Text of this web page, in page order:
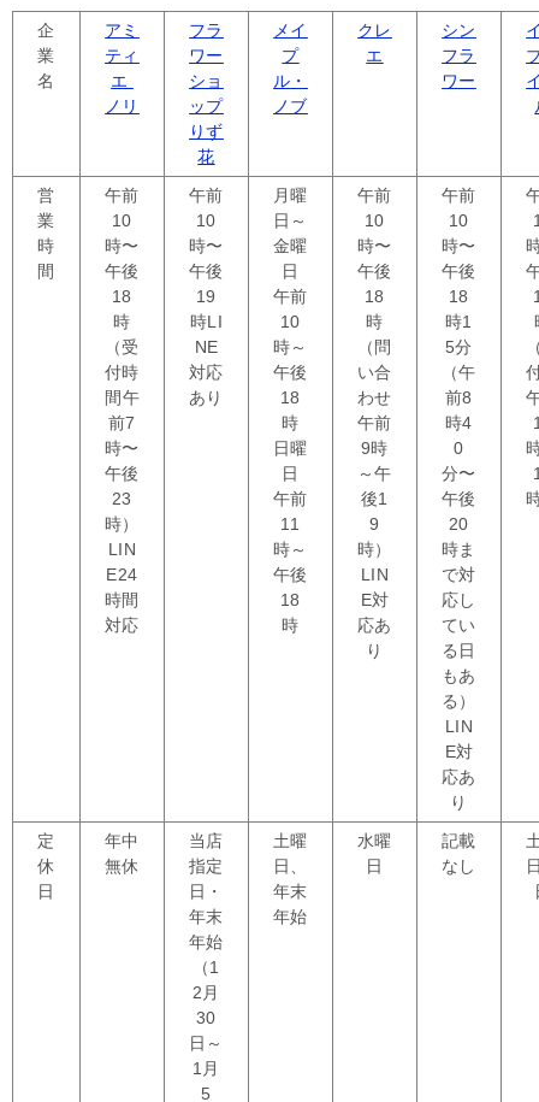
企
業
名
アミ
ティ
エ
ノリ
フラ
ワー
ショ
ップ
りず
花
メイ
プ
ル・
ノブ
クレ
エ
シン
フラ
ワー
営
業
時
間
午前
10
時〜
午後
18
時
（受
付時
間午
前7
時〜
午後
23
時）
LIN
E24
時間
対応
午前
10
時〜
午後
19
時LI
NE
対応
あり
月曜
日～
金曜
日
午前
10
時～
午後
18
時
日曜
日
午前
11
時～
午後
18
時
午前
10
時〜
午後
18
時
（問
い合
わせ
午前
9時
～午
後1
9
時）
LIN
E対
応あ
り
午前
10
時〜
午後
18
時1
5分
（午
前8
時4
0
分〜
午後
20
時ま
で対
応し
てい
る日
もあ
る）
LIN
E対
応あ
り
定
休
日
年中
無休
当店
指定
日・
年末
年始
（1
2月
30
日～
1月
5
土曜
日、
年末
年始
水曜
日
記載
なし